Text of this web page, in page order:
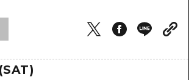
イトライフ
界遺産
び・体験
島周辺
島周辺
口県東部
クセス
次交通まとめ
設の混雑状況のお知らせ